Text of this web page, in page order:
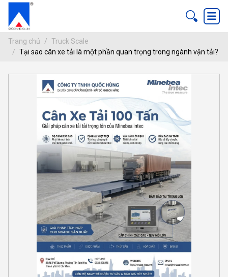
Trang chủ
Truck Scale
Tại sao cân xe tải là một phần quan trọng trong ngành vận tải?